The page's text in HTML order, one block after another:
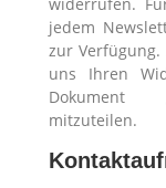
jedem
zur
uns Ihren
Dokument
mitzuteilen.